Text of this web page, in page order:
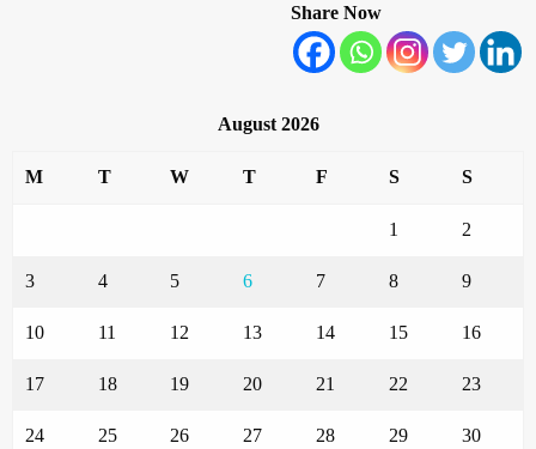
Share Now
August 2026
M T W T F S S
1 2
3 4 5 6 7 8 9
10 11 12 13 14 15 16
17 18 19 20 21 22 23
24 25 26 27 28 29 30